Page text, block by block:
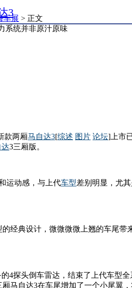
3
车展 > 正文
系统并非原汁原味
款两厢马自达3[综述 图片 论坛]上市
3三厢版。
运动感，与上代车型差别明显，尤
经典设计，微微微微上翘的车尾带
4探头倒车雷达，结束了上代车型
马自达3在车尾增加了一个小尾翼